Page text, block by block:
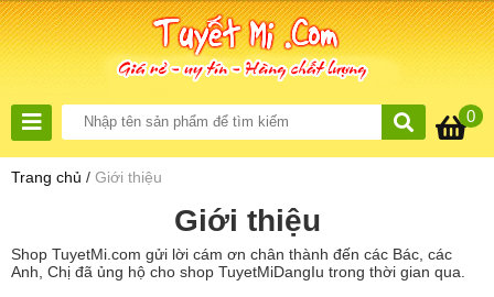
0
Trang chủ / Giới thiệu
Giới thiệu
Shop TuyetMi.com gửi lời cám ơn chân thành đến các Bác, các
Anh, Chị đã ủng hộ cho shop TuyetMiDangIu trong thời gian qua.